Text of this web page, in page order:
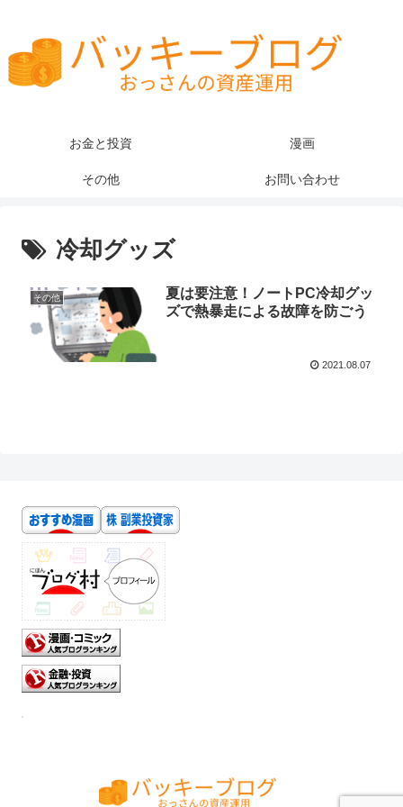
お金と投資 漫画
その他 お問い合わせ
冷却グッズ
その他
夏は要注意！ノートPC冷却グッ
ズで熱暴走による故障を防ごう
2021.08.07